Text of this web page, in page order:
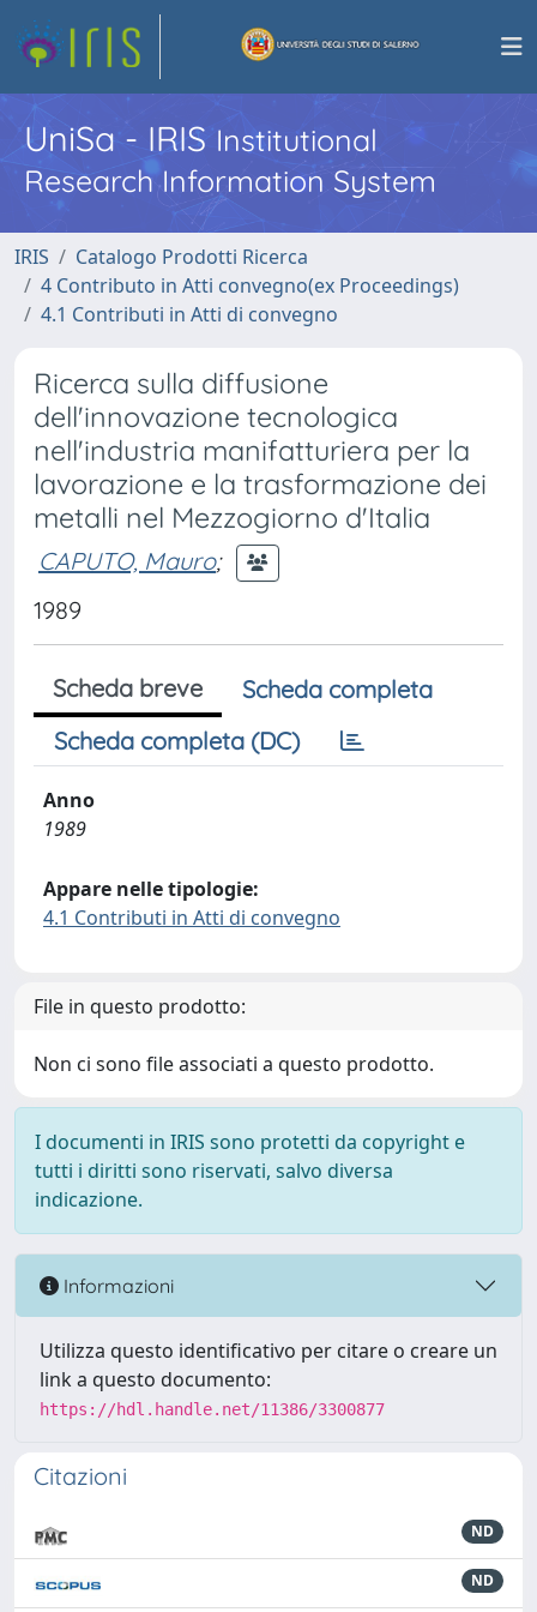
UniSa - IRISInstitutional
Research Information System
IRIS
Catalogo Prodotti Ricerca
4 Contributo in Atti convegno(ex Proceedings)
4.1 Contributi in Atti di convegno
Ricerca sulla diffusione
dell'innovazione tecnologica
nell'industria manifatturiera per la
lavorazione e la trasformazione dei
metalli nel Mezzogiorno d'Italia
CAPUTO, Mauro;
1989
Scheda breve
Scheda completa
Scheda completa (DC)
Anno
1989
Appare nelle tipologie:
4.1 Contributi in Atti di convegno
File in questo prodotto:
Non ci sono file associati a questo prodotto.
I documenti in IRIS sono protetti da copyright e
tutti i diritti sono riservati, salvo diversa
indicazione.
Informazioni
Utilizza questo identificativo per citare o creare un
link a questo documento:
https://hdl.handle.net/11386/3300877
Citazioni
ND
ND